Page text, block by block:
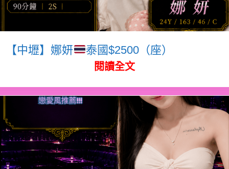
【中壢】娜妍 泰國$2500（座）
閱讀全文